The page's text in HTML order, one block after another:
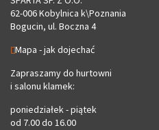
62-006 Kobylnica k\Poznania
Bogucin, ul. Boczna 4
Mapa - jak dojechać
Zapraszamy do hurtowni
i salonu klamek:
poniedziałek - piątek
od 7.00 do 16.00